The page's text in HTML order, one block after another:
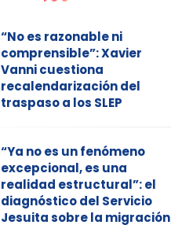
“No es razonable ni
comprensible”: Xavier
Vanni cuestiona
recalendarización del
traspaso a los SLEP
“Ya no es un fenómeno
excepcional, es una
realidad estructural”: el
diagnóstico del Servicio
Jesuita sobre la migración